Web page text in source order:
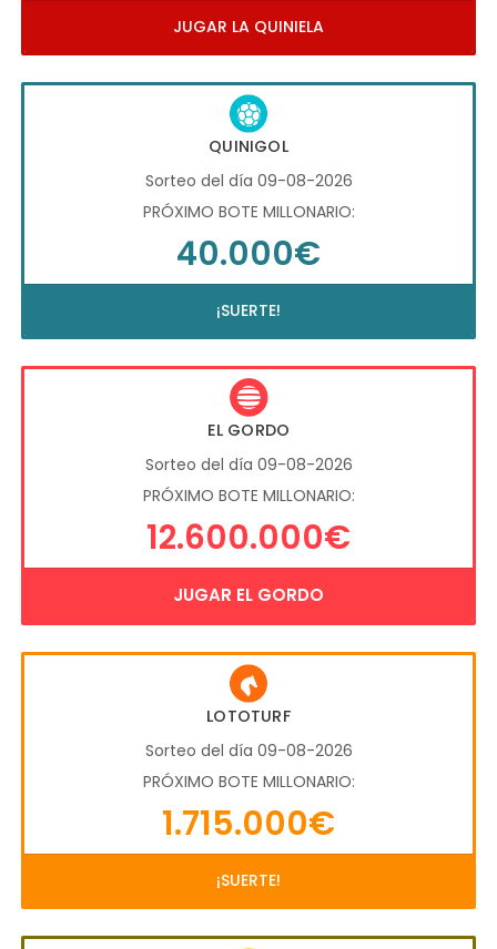
JUGAR LA QUINIELA
QUINIGOL
Sorteo del día 09-08-2026
PRÓXIMO BOTE MILLONARIO:
40.000€
¡SUERTE!
EL GORDO
Sorteo del día 09-08-2026
PRÓXIMO BOTE MILLONARIO:
12.600.000€
JUGAR EL GORDO
LOTOTURF
Sorteo del día 09-08-2026
PRÓXIMO BOTE MILLONARIO:
1.715.000€
¡SUERTE!